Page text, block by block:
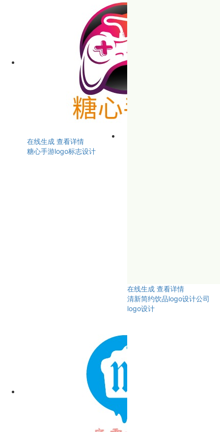
在线生成 查看详情
糖心手游logo标志设计
在线生成 查看详情
清新简约饮品logo设计公司
logo设计